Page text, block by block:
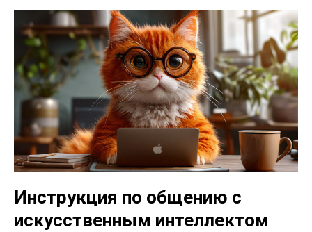
Инструкция по общению с
искусственным интеллектом